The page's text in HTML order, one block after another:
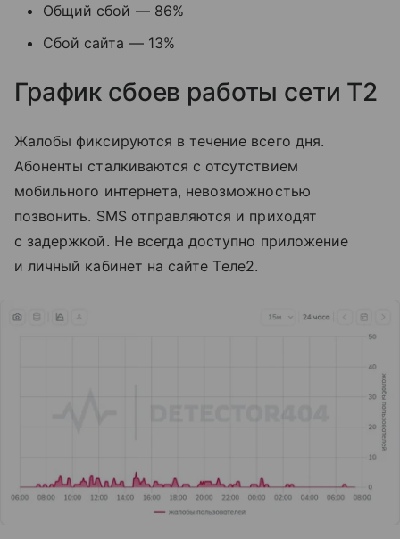
Общий сбой — 86%
Сбой сайта — 13%
График сбоев работы сети T2
Жалобы фиксируются в течение всего дня.
Абоненты сталкиваются с отсутствием
мобильного интернета, невозможностью
позвонить. SMS отправляются и приходят
с задержкой. Не всегда доступно приложение
и личный кабинет на сайте Tеле2.